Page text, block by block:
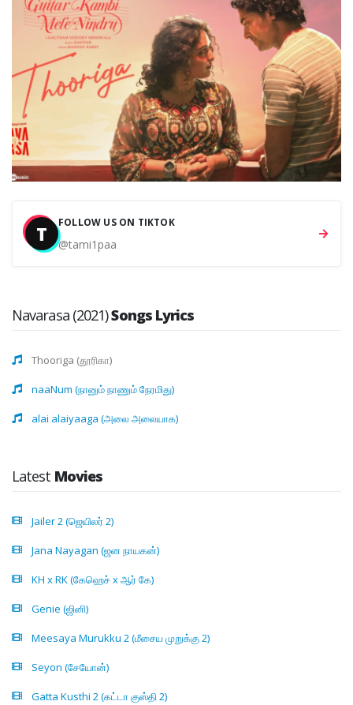
T FOLLOW US ON TIKTOK
@tami1paa
Navarasa (2021)Songs Lyrics
Thooriga (தூரிகா)
naaNum (நானும் நாணும் நேரமிது)
alai alaiyaaga (அலை அலையாக)
Latest Movies
Jailer 2 (ஜெயிலர் 2)
Jana Nayagan (ஜன நாயகன்)
KH x RK (கேஹெச் x ஆர் கே)
Genie (ஜினி)
Meesaya Murukku 2 (மீசைய முறுக்கு 2)
Seyon (சேயோன்)
Gatta Kusthi 2 (கட்டா குஸ்தி 2)